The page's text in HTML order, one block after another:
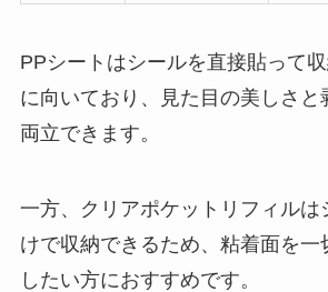
PPシートはシールを直接貼って
に向いており、見た目の美しさと
両立できます。
一方、クリアポケットリフィルは
けで収納できるため、粘着面を一
したい方におすすめです。